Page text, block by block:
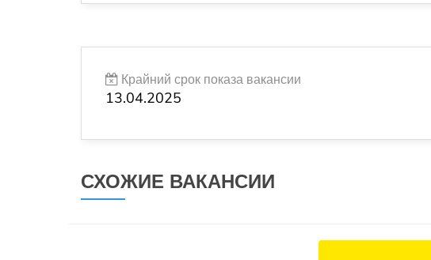
Крайний срок показа вакансии
13.04.2025
СХОЖИЕ ВАКАНСИИ